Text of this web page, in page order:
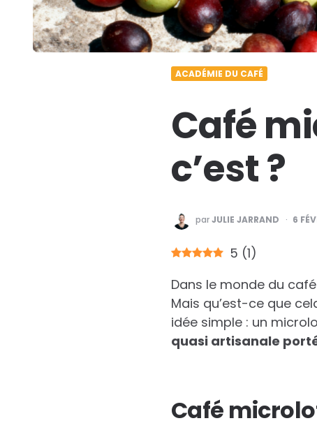
ACADÉMIE DU CAFÉ
Café
c’est ?
PUBLIÉ
PAR
parJULIE JARRAND 6
5 (1)
Dans le monde du
Mais qu’est-ce que
idée simple : un
quasi artisanale
Café